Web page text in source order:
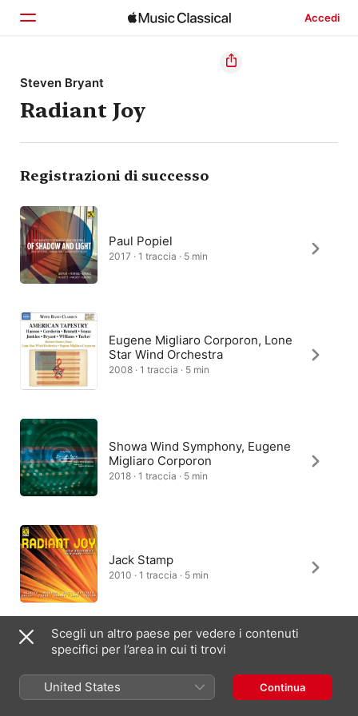
Accedi
Home
Scopri
Cerca
Steven Bryant
Radiant Joy
Registrazioni di successo
Paul Popiel
2017 · 1 traccia · 5 min
Eugene Migliaro Corporon, Lone
Star Wind Orchestra
2008 · 1 traccia · 5 min
Showa Wind Symphony, Eugene
Migliaro Corporon
2018 · 1 traccia · 5 min
Jack Stamp
2010 · 1 traccia · 5 min
2022 · 1 traccia · 5 min
Scegli un altro paese per vedere i contenuti
specifici per l’area in cui ti trovi
United States Continua